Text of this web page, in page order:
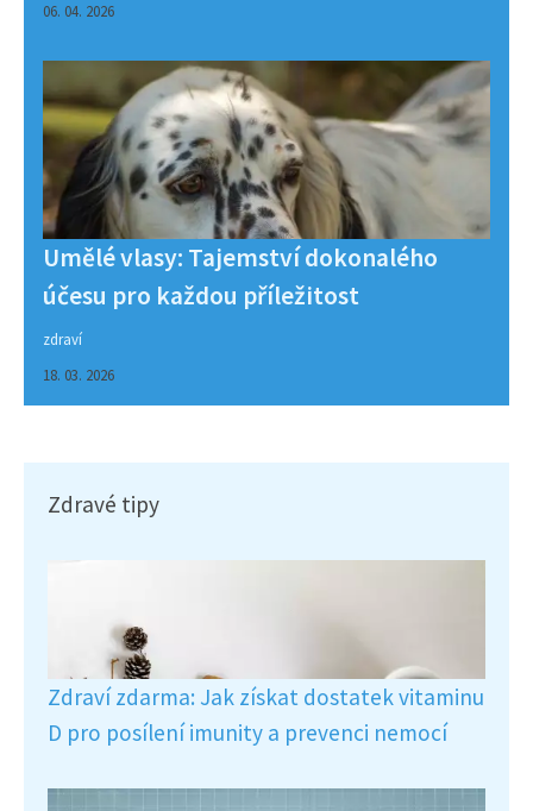
06. 04. 2026
Umělé vlasy: Tajemství dokonalého
účesu pro každou příležitost
zdraví
18. 03. 2026
Zdravé tipy
Zdraví zdarma: Jak získat dostatek vitaminu
D pro posílení imunity a prevenci nemocí